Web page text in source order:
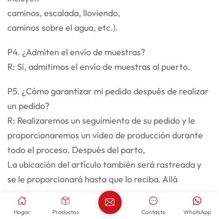
caminos, escalada, lloviendo,
caminos sobre el agua, etc.).
P4. ¿Admiten el envío de muestras?
R: Sí, admitimos el envío de muestras al puerto.
P5. ¿Cómo garantizar mi pedido después de realizar
un pedido?
R: Realizaremos un seguimiento de su pedido y le
proporcionaremos un vídeo de producción durante
todo el proceso. Después del parto,
La ubicación del artículo también será rastreada y
se le proporcionará hasta que lo reciba. Allá
También habrá un servicio de atención al cliente
Hogar Productos WhatsApp
Contacto